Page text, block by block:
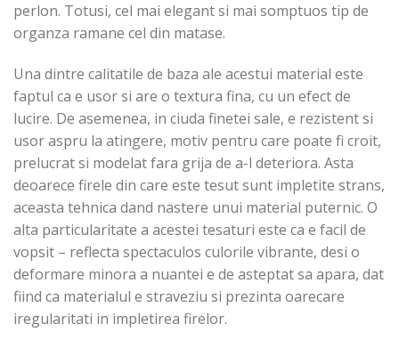
perlon. Totusi, cel mai elegant si mai somptuos tip de
organza ramane cel din matase.
Una dintre calitatile de baza ale acestui material este
faptul ca e usor si are o textura fina, cu un efect de
lucire. De asemenea, in ciuda finetei sale, e rezistent si
usor aspru la atingere, motiv pentru care poate fi croit,
prelucrat si modelat fara grija de a-l deteriora. Asta
deoarece firele din care este tesut sunt impletite strans,
aceasta tehnica dand nastere unui material puternic. O
alta particularitate a acestei tesaturi este ca e facil de
vopsit – reflecta spectaculos culorile vibrante, desi o
deformare minora a nuantei e de asteptat sa apara, dat
fiind ca materialul e straveziu si prezinta oarecare
iregularitati in impletirea firelor.